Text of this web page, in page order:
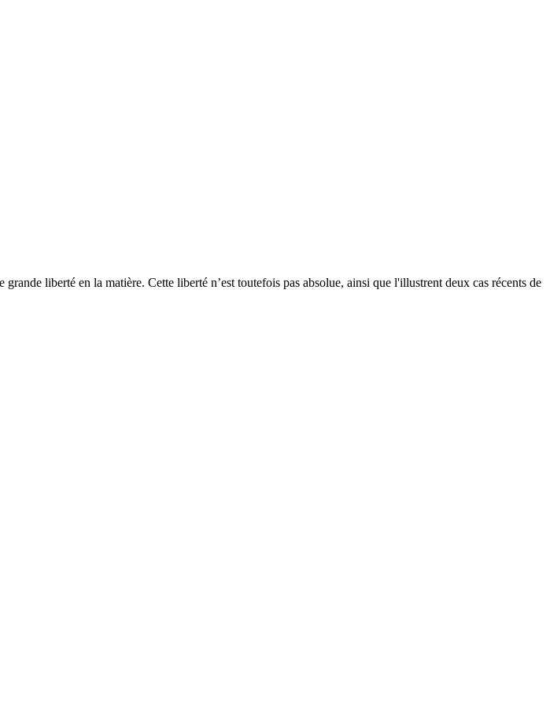
liberté en la matière. Cette liberté n’est toutefois pas absolue, ainsi que l'illustrent deux cas récents de